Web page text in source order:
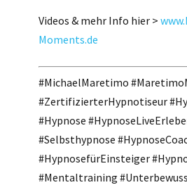
Videos & mehr Info hier >
Moments.de
#MichaelMaretimo
#ZertifizierterHypnotiseur
#Hypnose
#Selbsthypnose
#HypnosefürEinsteiger
#Mentaltraining